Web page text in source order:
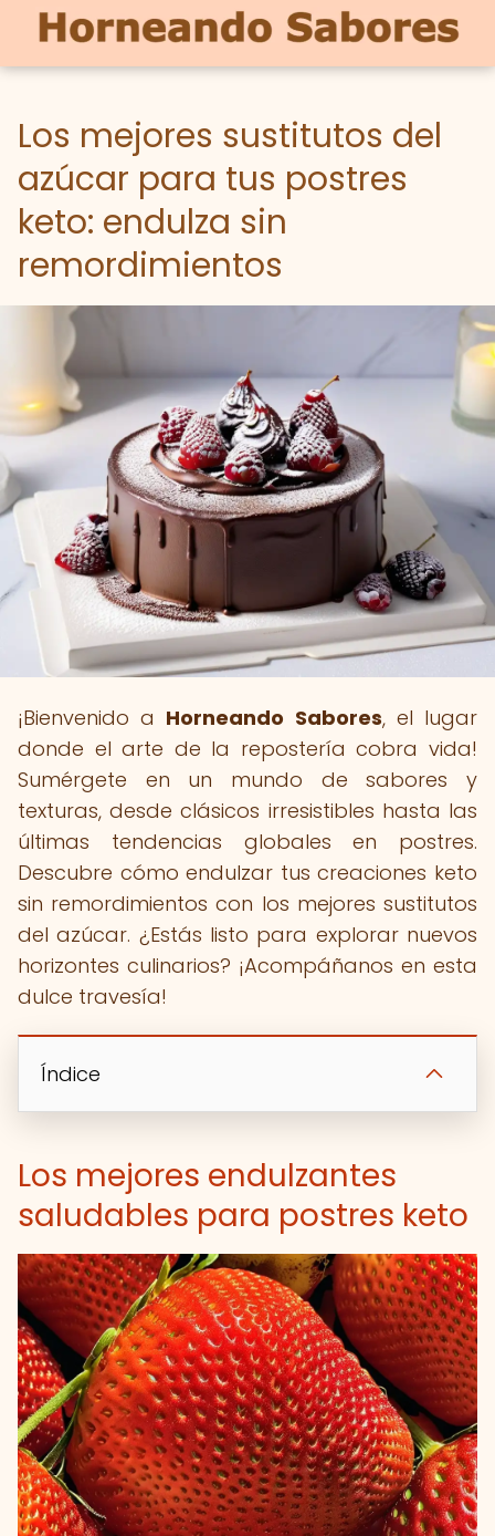
Los mejores sustitutos del
azúcar para tus postres
keto: endulza sin
remordimientos
¡Bienvenido a Horneando Sabores, el lugar
donde el arte de la repostería cobra vida!
Sumérgete en un mundo de sabores y
texturas, desde clásicos irresistibles hasta las
últimas tendencias globales en postres.
Descubre cómo endulzar tus creaciones keto
sin remordimientos con los mejores sustitutos
del azúcar. ¿Estás listo para explorar nuevos
horizontes culinarios? ¡Acompáñanos en esta
dulce travesía!
Índice
Los mejores endulzantes
saludables para postres keto